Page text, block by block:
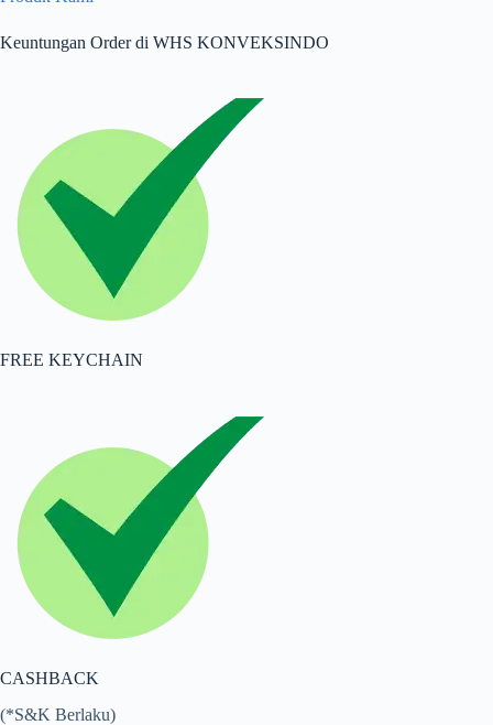
Keuntungan Order di WHS KONVEKSINDO
FREE KEYCHAIN
CASHBACK
(*S&K Berlaku)